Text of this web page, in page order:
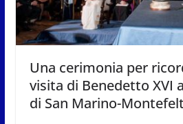
Una cerimonia per
visita di Benedetto XVI
di San Marino-